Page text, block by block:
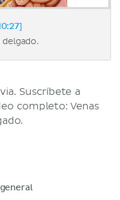
Suscríbete a
completo: Venas